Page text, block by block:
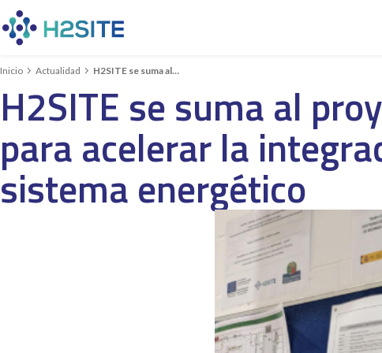
Inicio  Actualidad  H2SITE se suma al…
H2SITE se suma al
para acelerar la
sistema energético